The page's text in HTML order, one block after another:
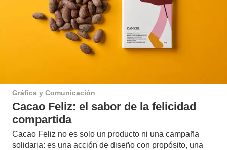
Gráfica y Comunicación
Cacao Feliz: el sabor de la felicidad
compartida
Cacao Feliz no es solo un producto ni una campaña
solidaria: es una acción de diseño con propósito, una